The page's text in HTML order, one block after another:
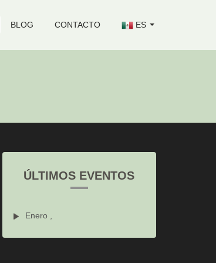
BLOG CONTACTO ES
ÚLTIMOS EVENTOS
Enero ,